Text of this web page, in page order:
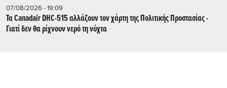
07/08/2026 - 19:09
Τα Canadair DHC-515 αλλάζουν τον χάρτη της Πολιτικής Προστασίας -
Γιατί δεν θα ρίχνουν νερό τη νύχτα